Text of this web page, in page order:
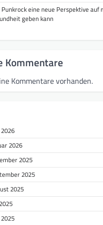
eine neue Perspektive auf
geben kann
Kommentare
Kommentare vorhanden.
2026
2025
2025
2025